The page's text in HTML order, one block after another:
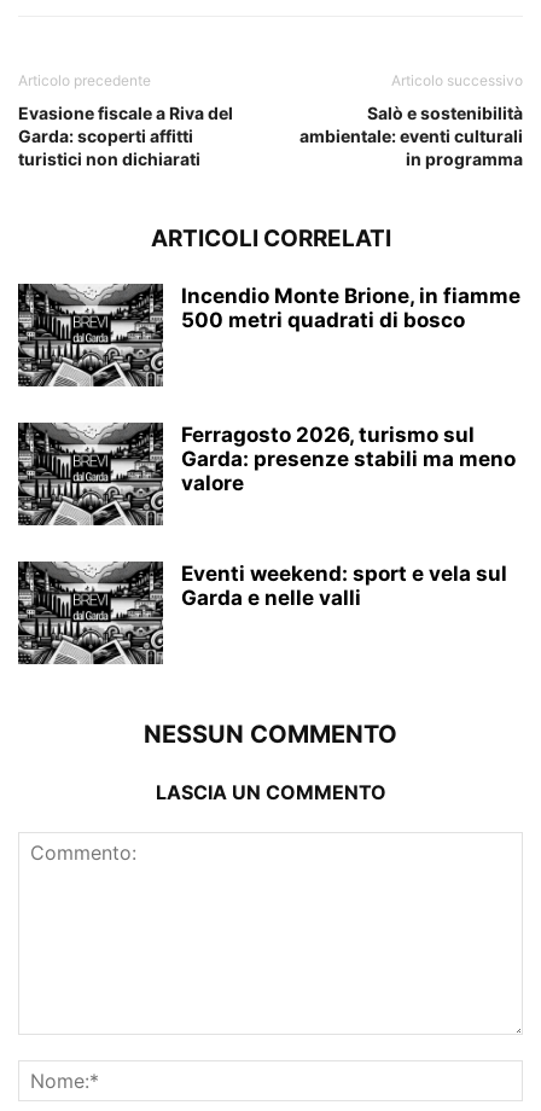
Articolo precedente
Evasione fiscale a Riva del
Garda: scoperti affitti
turistici non dichiarati
Articolo successivo
Salò e sostenibilità
ambientale: eventi culturali
in programma
ARTICOLI CORRELATI
Incendio Monte Brione, in fiamme
500 metri quadrati di bosco
Ferragosto 2026, turismo sul
Garda: presenze stabili ma meno
valore
Eventi weekend: sport e vela sul
Garda e nelle valli
NESSUN COMMENTO
LASCIA UN COMMENTO